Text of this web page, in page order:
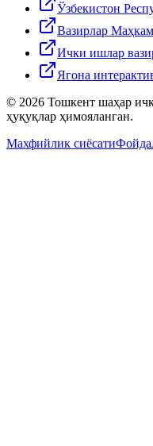
Ўзбекистон
Вазирлар
Ички ишлар
Ягона
© 2026 Тошкент шаҳар
ҳуқуқлар ҳимояланган.
Махфийлик сиёсати